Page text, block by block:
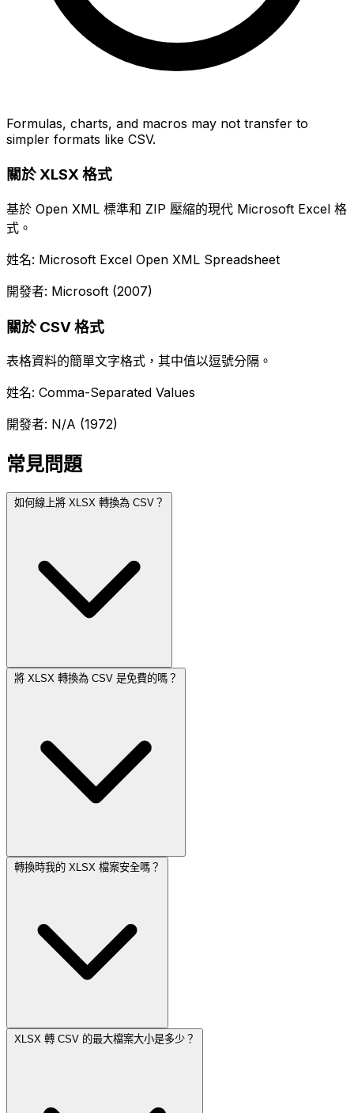
Formulas, charts, and macros may not transfer to
simpler formats like CSV.
關於 XLSX 格式
基於 Open XML 標準和 ZIP 壓縮的現代 Microsoft Excel 格
式。
姓名: Microsoft Excel Open XML Spreadsheet
開發者: Microsoft (2007)
關於 CSV 格式
表格資料的簡單文字格式，其中值以逗號分隔。
姓名: Comma-Separated Values
開發者: N/A (1972)
常見問題
如何線上將 XLSX 轉換為 CSV？
將 XLSX 轉換為 CSV 是免費的嗎？
轉換時我的 XLSX 檔案安全嗎？
XLSX 轉 CSV 的最大檔案大小是多少？